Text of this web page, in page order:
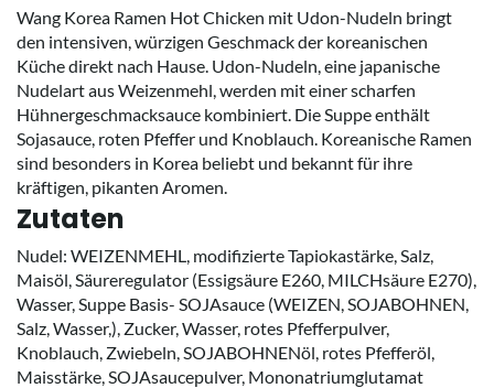
Wang Korea Ramen Hot Chicken mit Udon-Nudeln bringt
den intensiven, würzigen Geschmack der koreanischen
Küche direkt nach Hause. Udon-Nudeln, eine japanische
Nudelart aus Weizenmehl, werden mit einer scharfen
Hühnergeschmacksauce kombiniert. Die Suppe enthält
Sojasauce, roten Pfeffer und Knoblauch. Koreanische Ramen
sind besonders in Korea beliebt und bekannt für ihre
kräftigen, pikanten Aromen.
Zutaten
Nudel: WEIZENMEHL, modifizierte Tapiokastärke, Salz,
Maisöl, Säureregulator (Essigsäure E260, MILCHsäure E270),
Wasser, Suppe Basis- SOJAsauce (WEIZEN, SOJABOHNEN,
Salz, Wasser,), Zucker, Wasser, rotes Pfefferpulver,
Knoblauch, Zwiebeln, SOJABOHNENöl, rotes Pfefferöl,
Maisstärke, SOJAsaucepulver, Mononatriumglutamat